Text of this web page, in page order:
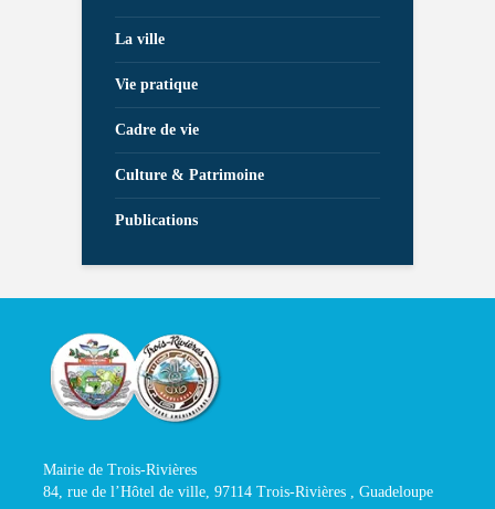
La ville
Vie pratique
Cadre de vie
Culture & Patrimoine
Publications
Mairie de Trois-Rivières
84, rue de l’Hôtel de ville, 97114 Trois-Rivières , Guadeloupe